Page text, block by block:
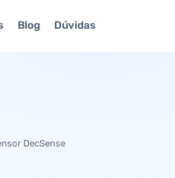
Blog Dúvidas
DecSense